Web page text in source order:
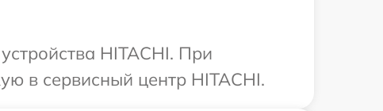
HITACHI. При
в сервисный центр HITACHI.